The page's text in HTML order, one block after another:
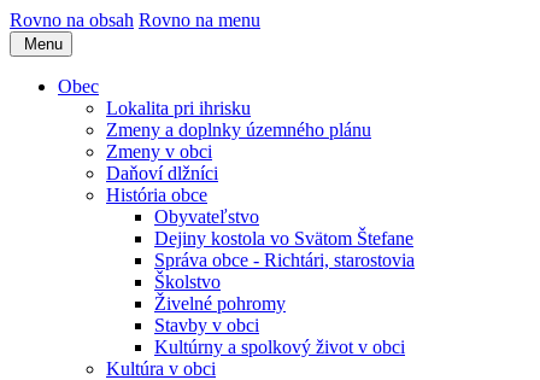
Rovno na obsah Rovno na menu
Menu
Obec
Lokalita pri ihrisku
Zmeny a doplnky územného plánu
Zmeny v obci
Daňoví dlžníci
História obce
Obyvateľstvo
Dejiny kostola vo Svätom Štefane
Správa obce - Richtári, starostovia
Školstvo
Živelné pohromy
Stavby v obci
Kultúrny a spolkový život v obci
Kultúra v obci